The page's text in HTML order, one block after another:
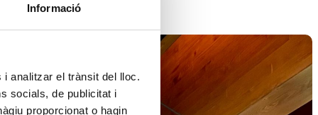
Informació
analitzar el trànsit del lloc.
socials, de publicitat i
proporcionat o hagin